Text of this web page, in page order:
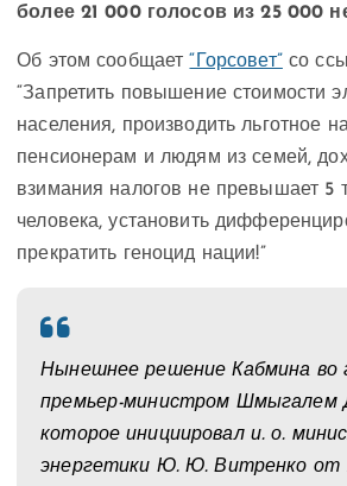
более 21 000 голосов из 25 000
Об этом сообщает“Горсовет” со
“Запретить повышение стоимости
населения, производить льготное
пенсионерам и людям из семей,
взимания налогов не превышает 5
человека, установить
прекратить геноцид нации!”
Нынешнее решение Кабмина во
премьер-министром Шмыгалем
которое инициировал и. о.
энергетики Ю. Ю. Витренко от